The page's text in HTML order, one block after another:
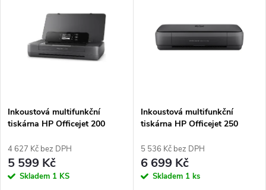
Inkoustová multifunkční
tiskárna HP Officejet 200
4 627 Kč bez DPH
5 599 Kč
Skladem 1 KS
Inkoustová multifunkční
tiskárna HP Officejet 250
5 536 Kč bez DPH
6 699 Kč
Skladem 1 ks